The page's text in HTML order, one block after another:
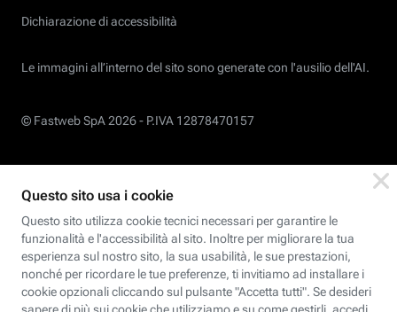
Dichiarazione di accessibilità
Le immagini all’interno del sito sono generate con l'ausilio dell'AI.
© Fastweb SpA 2026 - P.IVA 12878470157